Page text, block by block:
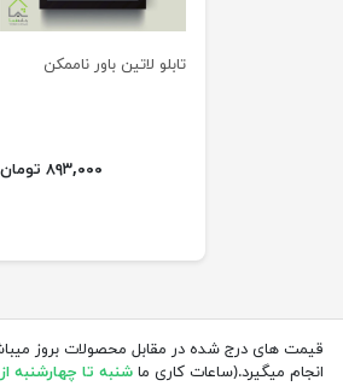
تابلو لاتین باور ناممکن
۸۹۳,۰۰۰ تومان
قیمت های درج شده در مقابل محصولات بروز
انجام میگیرد.(ساعات کاری ما شنبه تا چهارشنبه از